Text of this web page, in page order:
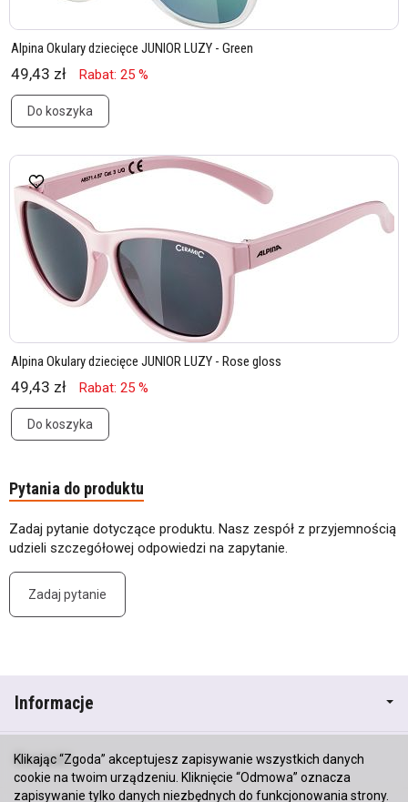
Alpina Okulary dziecięce JUNIOR LUZY - Green
49,43 zł Rabat: 25 %
Do koszyka
Alpina Okulary dziecięce JUNIOR LUZY - Rose gloss
49,43 zł Rabat: 25 %
Do koszyka
Pytania do produktu
Zadaj pytanie dotyczące produktu. Nasz zespół z przyjemnością
udzieli szczegółowej odpowiedzi na zapytanie.
Zadaj pytanie
Informacje
Kontakt
Klikając “Zgoda” akceptujesz zapisywanie wszystkich danych
cookie na twoim urządzeniu. Kliknięcie “Odmowa” oznacza
zapisywanie tylko danych niezbędnych do funkcjonowania strony.